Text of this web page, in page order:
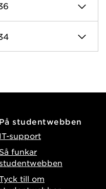
På studentwebben
IT-support
Så funkar
studentwebben
till om